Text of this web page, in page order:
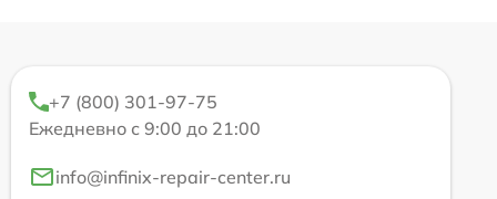
+7 (800) 301-97-75
Ежедневно с 9:00 до 21:00
info@infinix-repair-center.ru